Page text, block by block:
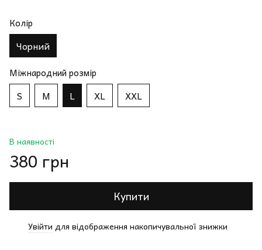
Колір
Чорний
Міжнародний розмір
S M L XL XXL
В наявності
380 грн
Купити
Увійти для відображення накопичувальної знижки